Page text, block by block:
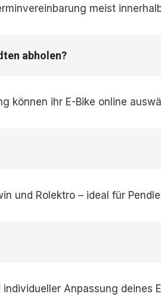
meist
abholen?
können ihr E-Bike online
und Rolektro – ideal für
Anpassung deines